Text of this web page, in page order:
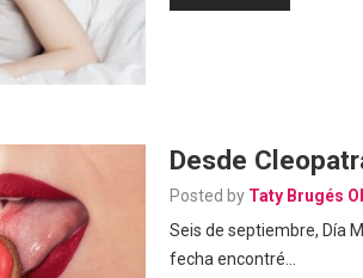
Desde
Posted by Taty Brugés
Seis de septiembre, Día
fecha encontré…